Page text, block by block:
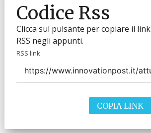
Codice Rss
Clicca sul pulsante per copiare il link
RSS negli appunti.
RSS link
COPIA LINK